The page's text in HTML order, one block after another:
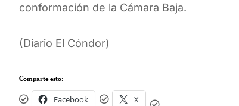
conformación de la Cámara Baja.
(Diario El Cóndor)
Comparte esto:
Facebook X